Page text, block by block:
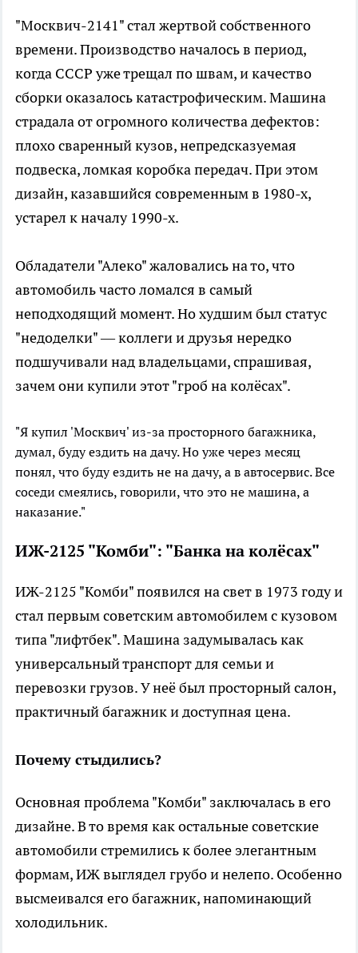
"Москвич-2141" стал жертвой собственного
времени. Производство началось в период,
когда СССР уже трещал по швам, и качество
сборки оказалось катастрофическим. Машина
страдала от огромного количества дефектов:
плохо сваренный кузов, непредсказуемая
подвеска, ломкая коробка передач. При этом
дизайн, казавшийся современным в 1980-х,
устарел к началу 1990-х.
Обладатели "Алеко" жаловались на то, что
автомобиль часто ломался в самый
неподходящий момент. Но худшим был статус
"недоделки" — коллеги и друзья нередко
подшучивали над владельцами, спрашивая,
зачем они купили этот"гроб на колёсах".
"Я купил 'Москвич' из-за просторного багажника,
думал, буду ездить на дачу. Но уже через месяц
понял, что буду ездить не на дачу, а в автосервис. Все
соседи смеялись, говорили, что это не машина, а
наказание."
ИЖ-2125 "Комби": "Банка на колёсах"
ИЖ-2125 "Комби" появился на свет в 1973 году и
стал первым советским автомобилем с кузовом
типа "лифтбек". Машина задумывалась как
универсальный транспорт для семьи и
перевозки грузов. У неё был просторный салон,
практичный багажник и доступная цена.
Почему стыдились?
Основная проблема "Комби" заключалась в его
дизайне. В то время как остальные советские
автомобили стремились к более элегантным
формам, ИЖ выглядел грубо и нелепо. Особенно
высмеивался его багажник, напоминающий
холодильник.